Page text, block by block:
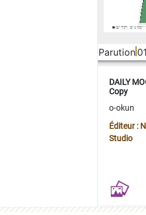
Parution
DAILY
Copy
o-okun
Éditeur :
Studio